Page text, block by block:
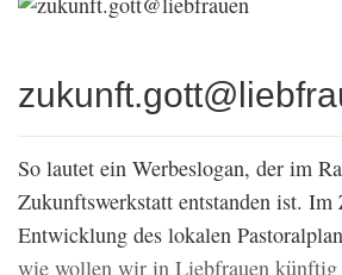
So lautet ein Werbeslogan, der im
Zukunftswerkstatt entstanden ist. Im
Entwicklung des lokalen
wie wollen wir in Liebfrauen